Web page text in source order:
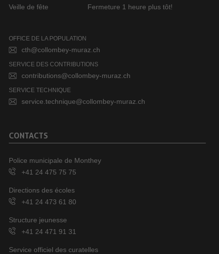
Veille de fête Fermeture 1 heure plus tôt!
OFFICE DE LA POPULATION
cth@collombey-muraz.ch
SERVICE DES CONTRIBUTIONS
contributions@collombey-muraz.ch
SERVICE TECHNIQUE
service.technique@collombey-muraz.ch
CONTACTS
Police municipale de Monthey
+41 24 475 75 75
Directions des écoles
+41 24 473 61 80
Structure jeunesse
+41 24 471 91 31
Service officiel des curatelles